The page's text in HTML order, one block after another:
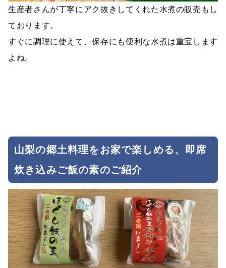
生産者さんが丁寧にアク抜きしてくれた水煮の販売もし
ております。
すぐに調理に使えて、保存にも便利な水煮は重宝します
よね。
山梨の郷土料理をお家で楽しめる、即席
炊き込みご飯の素のご紹介